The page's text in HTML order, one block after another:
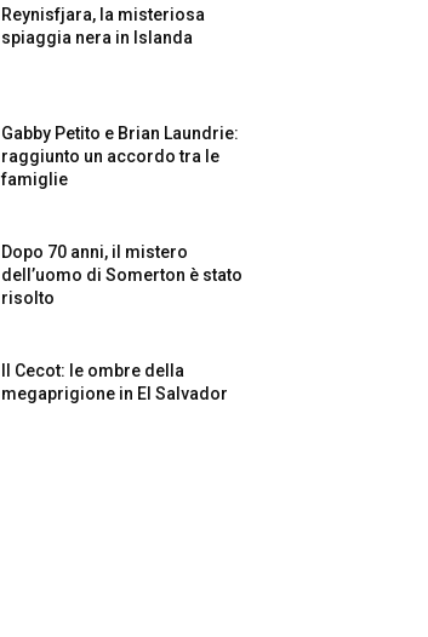
Reynisfjara, la misteriosa
spiaggia nera in Islanda
Gabby Petito e Brian Laundrie:
raggiunto un accordo tra le
famiglie
Dopo 70 anni, il mistero
dell’uomo di Somerton è stato
risolto
Il Cecot: le ombre della
megaprigione in El Salvador